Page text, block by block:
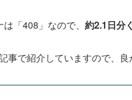
「408」なので、 約2.1日分
事で紹介していますので、良